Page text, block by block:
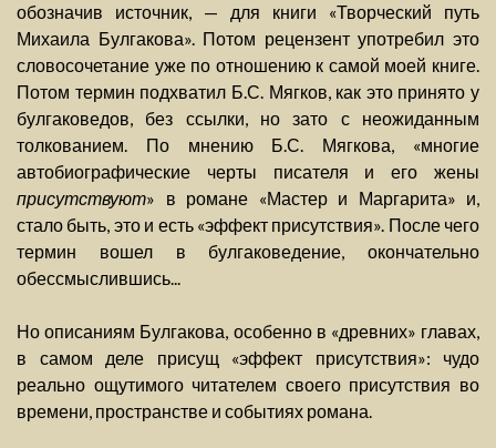
обозначив источник, — для книги «Творческий путь
Михаила Булгакова». Потом рецензент употребил это
словосочетание уже по отношению к самой моей книге.
Потом термин подхватил Б.С. Мягков, как это принято у
булгаковедов, без ссылки, но зато с неожиданным
толкованием. По мнению Б.С. Мягкова, «многие
автобиографические черты писателя и его жены
присутствуют» в романе «Мастер и Маргарита» и,
стало быть, это и есть «эффект присутствия». После чего
термин вошел в булгаковедение, окончательно
обессмыслившись...
Но описаниям Булгакова, особенно в «древних» главах,
в самом деле присущ «эффект присутствия»: чудо
реально ощутимого читателем своего присутствия во
времени, пространстве и событиях романа.